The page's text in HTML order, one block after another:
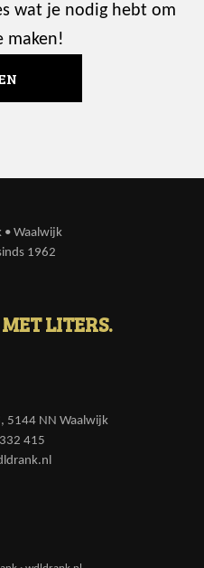
wat je nodig hebt om
maken!
• Waalwijk
1962
LITERS.
5144 NN Waalwijk
415